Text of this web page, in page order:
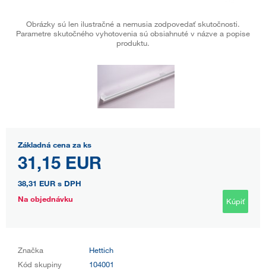
Obrázky sú len ilustračné a nemusia zodpovedať skutočnosti.
Parametre skutočného vyhotovenia sú obsiahnuté v názve a popise
produktu.
Základná cena za ks
31,15 EUR
38,31 EUR s DPH
Na objednávku
Kúpiť
Značka
Hettich
Kód skupiny
104001